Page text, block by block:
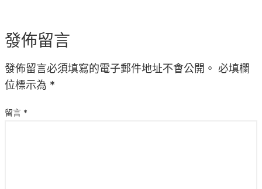
發佈留言
發佈留言必須填寫的電子郵件地址不會公開。 必填欄
位標示為 *
留言 *